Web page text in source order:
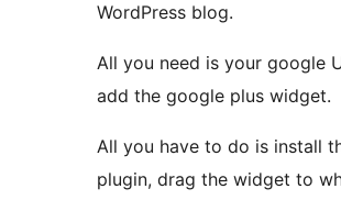
WordPress blog.
All you need is your google
add the google plus widget.
All you have to do is install
plugin, drag the widget to